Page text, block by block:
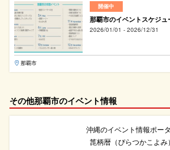
開催中
那覇市のイベントスケジュ
2026/01/01 - 2026/12/31
那覇市
その他那覇市のイベント情報
沖縄のイベント情報ポー
箆柄暦（ぴらつかこよみ）